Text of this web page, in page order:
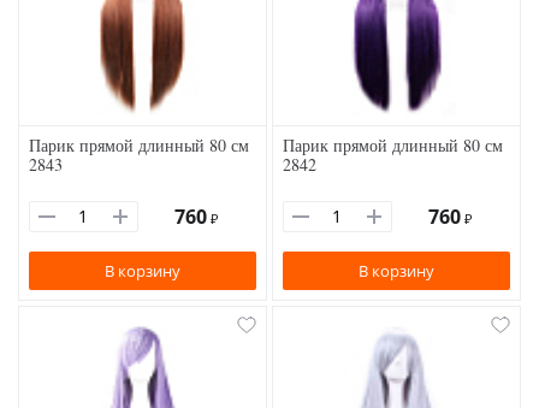
Парик прямой длинный 80 см
2843
760 ₽
В корзину
Парик прямой длинный 80 см
2842
760 ₽
В корзину